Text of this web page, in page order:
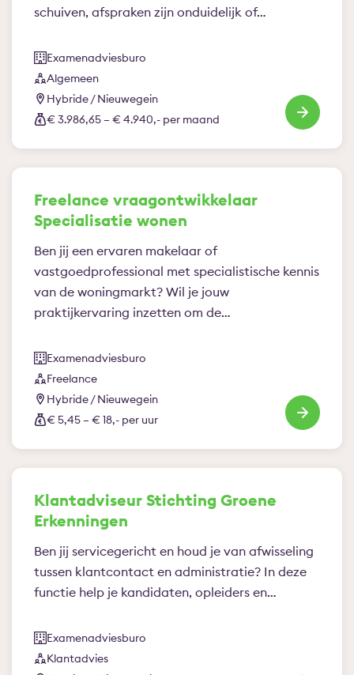
schuiven, afspraken zijn onduidelijk of…
Examenadviesburo
Algemeen
Hybride / Nieuwegein
€ 3.986,65 – € 4.940,- per maand
Freelance vraagontwikkelaar
Specialisatie wonen
Ben jij een ervaren makelaar of
vastgoedprofessional met specialistische kennis
van de woningmarkt? Wil je jouw
praktijkervaring inzetten om de…
Examenadviesburo
Freelance
Hybride / Nieuwegein
€ 5,45 – € 18,- per uur
Klantadviseur Stichting Groene
Erkenningen
Ben jij servicegericht en houd je van afwisseling
tussen klantcontact en administratie? In deze
functie help je kandidaten, opleiders en…
Examenadviesburo
Klantadvies